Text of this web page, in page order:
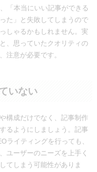
「本当にいい記事ができる
た」と失敗してしまうので
しゃるかもしれません。実
、思っていたクオリティの
注意が必要です。
いない
構成だけでなく、記事制作
るようにしましょう。記事
ライティングを行っても、
ユーザーのニーズを上手く
てしまう可能性がありま